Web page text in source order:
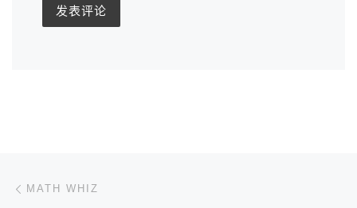
文章导航
MATH WHIZ